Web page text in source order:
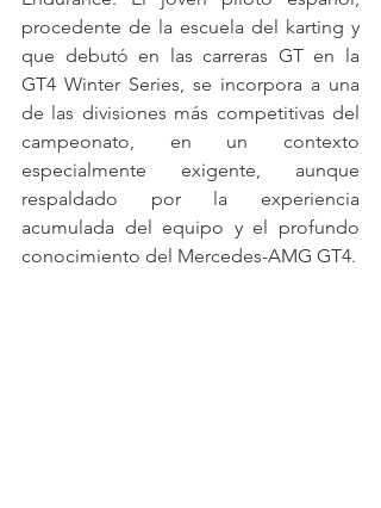
procedente de la escuela del karting y
que debutó en las carreras GT en la
GT4 Winter Series, se incorpora a una
de las divisiones más competitivas del
campeonato, en un contexto
especialmente exigente, aunque
respaldado por la experiencia
acumulada del equipo y el profundo
conocimiento del Mercedes-AMG GT4.